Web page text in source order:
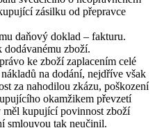
zásilku od přepravce
daňový doklad – fakturu.
zboží.
ke zboží zaplacením celé
na dodání, nejdříve však
za nahodilou zkázu, poškození
okamžikem převzetí
kupující povinnost zboží
smlouvou tak neučinil.